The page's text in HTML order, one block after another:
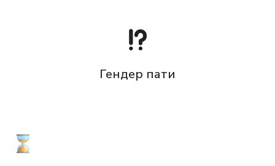
Гендер пати